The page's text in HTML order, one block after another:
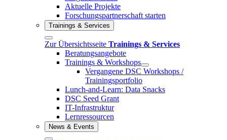
Aktuelle Projekte
Forschungspartnerschaft starten
Trainings & Services
Zur Übersichtsseite Trainings & Services
Beratungsangebote
Trainings & Workshops
Vergangene DSC Workshops /
Trainingsportfolio
Lunch-and-Learn: Data Snacks
DSC Seed Grant
IT-Infrastruktur
Lernressourcen
News & Events